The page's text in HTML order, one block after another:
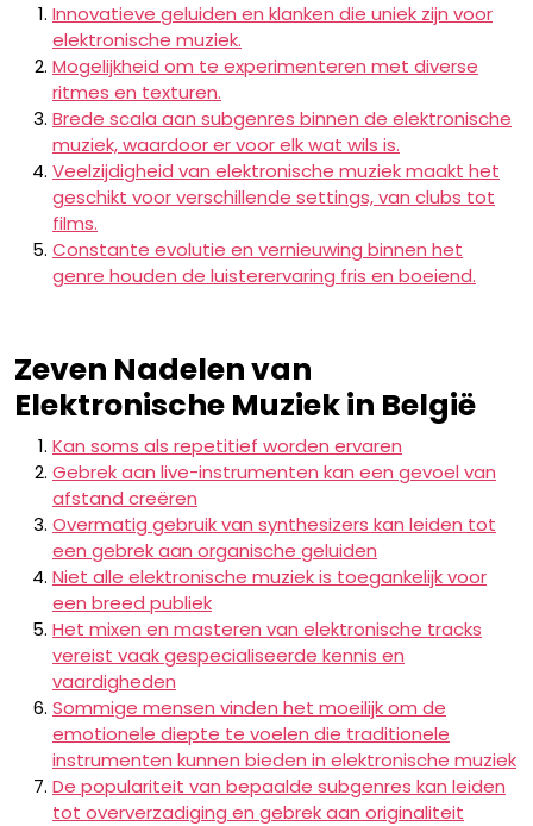
Innovatieve geluiden en klanken die uniek zijn voor
elektronische muziek.
Mogelijkheid om te experimenteren met diverse
ritmes en texturen.
Brede scala aan subgenres binnen de elektronische
muziek, waardoor er voor elk wat wils is.
Veelzijdigheid van elektronische muziek maakt het
geschikt voor verschillende settings, van clubs tot
films.
Constante evolutie en vernieuwing binnen het
genre houden de luisterervaring fris en boeiend.
Zeven Nadelen van
Elektronische Muziek in België
Kan soms als repetitief worden ervaren
Gebrek aan live-instrumenten kan een gevoel van
afstand creëren
Overmatig gebruik van synthesizers kan leiden tot
een gebrek aan organische geluiden
Niet alle elektronische muziek is toegankelijk voor
een breed publiek
Het mixen en masteren van elektronische tracks
vereist vaak gespecialiseerde kennis en
vaardigheden
Sommige mensen vinden het moeilijk om de
emotionele diepte te voelen die traditionele
instrumenten kunnen bieden in elektronische muziek
De populariteit van bepaalde subgenres kan leiden
tot oververzadiging en gebrek aan originaliteit